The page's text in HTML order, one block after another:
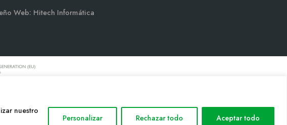
nuestro
Personalizar Rechazar todo Aceptar todo
Web: Hitech Informática